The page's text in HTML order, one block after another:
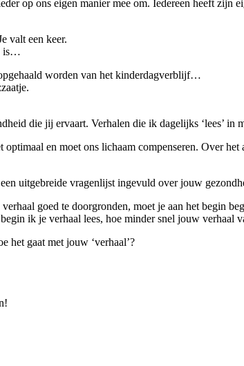
op ons eigen manier mee om. Iedereen heeft zijn
valt een keer.
is…
worden van het kinderdagverblijf…
die jij ervaart. Verhalen die ik dagelijks ‘lees’
en moet ons lichaam compenseren. Over
uitgebreide vragenlijst ingevuld over jouw
goed te doorgronden, moet je aan het begin
ik je verhaal lees, hoe minder snel jouw verhaal
het gaat met jouw ‘verhaal’?